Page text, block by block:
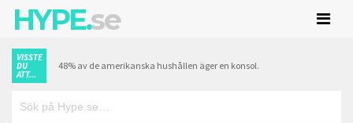
HYPE.se
VISSTE
DU
ATT...
48% av de amerikanska hushållen äger en konsol.